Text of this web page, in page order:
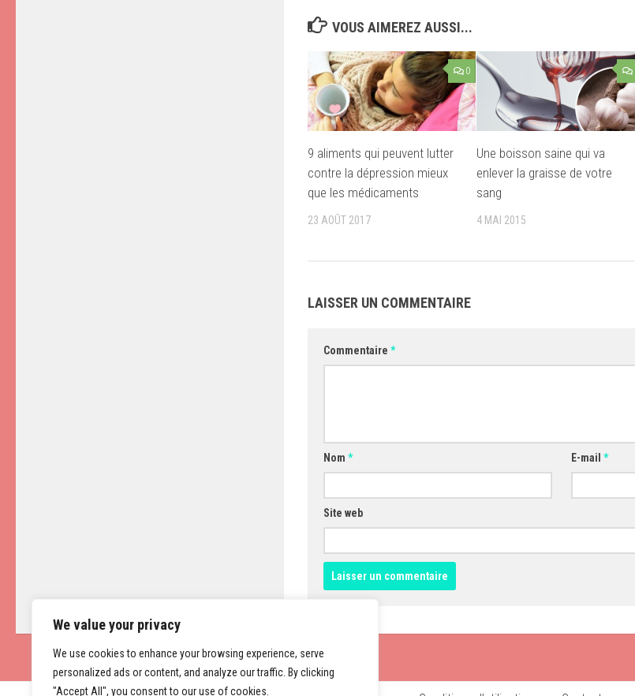
We value your privacy
We use cookies to enhance your browsing experience, serve
personalized ads or content, and analyze our traffic. By clicking
"Accept All", you consent to our use of cookies.
VOUS AIMEREZ AUSSI...
0
9 aliments qui peuvent lutter
contre la dépression mieux
que les médicaments
23 AOÛT 2017
Une boisson saine qui va
enlever la graisse de votre
sang
4 MAI 2015
LAISSER UN COMMENTAIRE
Commentaire *
Nom * E-mail*
Site web